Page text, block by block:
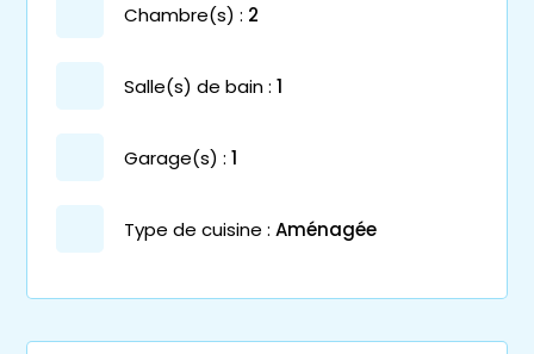
chambre(s) : 2
salle(s) de bain : 1
garage(s) : 1
Type de cuisine : Aménagée